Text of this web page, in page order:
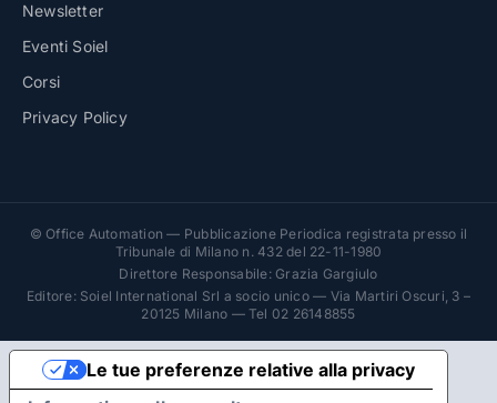
Newsletter
Eventi Soiel
Corsi
Privacy Policy
© Office Automation — Pubblicazione Periodica registrata presso il
Tribunale di Milano n. 432 del 22-11-1980
Direttore Responsabile: Grazia Gargiulo
Editore: Soiel International Srl a socio unico — Via Martiri Oscuri, 3 –
20125 Milano — Tel 02 26148855
Le tue preferenze relative alla privacy